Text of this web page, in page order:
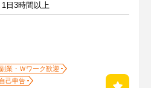
日3時間以上
副業・Ｗワーク歓迎
己申告